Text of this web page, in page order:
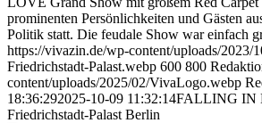
prominenten Persönlichkeiten und Gästen
Politik statt. Die feudale Show war einfach
https://vivazin.de/wp-content/uploads/2023/
Friedrichstadt-Palast.webp 600 800
content/uploads/2025/02/VivaLogo.webp
18:36:292025-10-09 11:32:14FALLING IN
Friedrichstadt-Palast Berlin